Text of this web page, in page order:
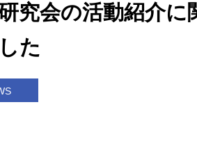
究会の活動紹介
た